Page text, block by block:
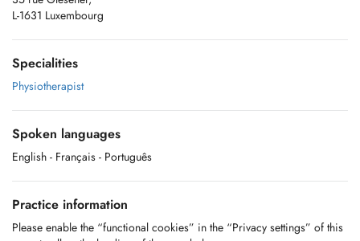
L-1631 Luxembourg
Specialities
Physiotherapist
Spoken languages
English - Français - Português
Practice information
Please enable the “functional cookies” in the “Privacy settings” of this